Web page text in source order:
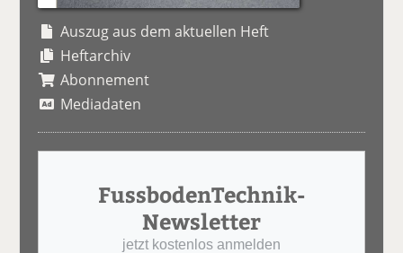
Auszug aus dem aktuellen Heft
Heftarchiv
Abonnement
Mediadaten
FussbodenTechnik-
Newsletter
jetzt kostenlos anmelden